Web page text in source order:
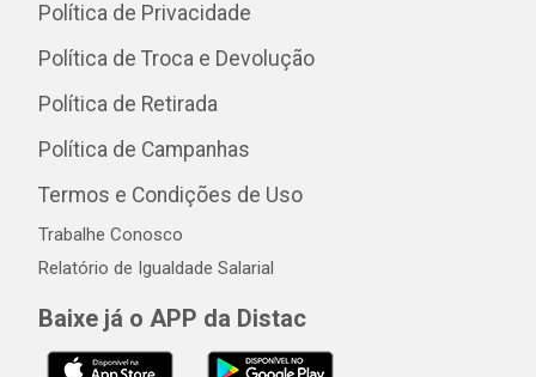
Política de Privacidade
Política de Troca e Devolução
Política de Retirada
Política de Campanhas
Termos e Condições de Uso
Trabalhe Conosco
Relatório de Igualdade Salarial
Baixe já o APP da Distac